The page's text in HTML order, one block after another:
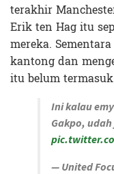
terakhir
Erik ten Hag itu
mereka.
kantong dan
itu belum
Ini kalau
Gakpo,
— United